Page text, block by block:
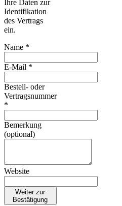
Ihre Daten zur
Identifikation
des Vertrags
ein.
Name *
E-Mail *
Bestell- oder
Vertragsnummer
*
Bemerkung
(optional)
Website
Weiter zur
Bestätigung